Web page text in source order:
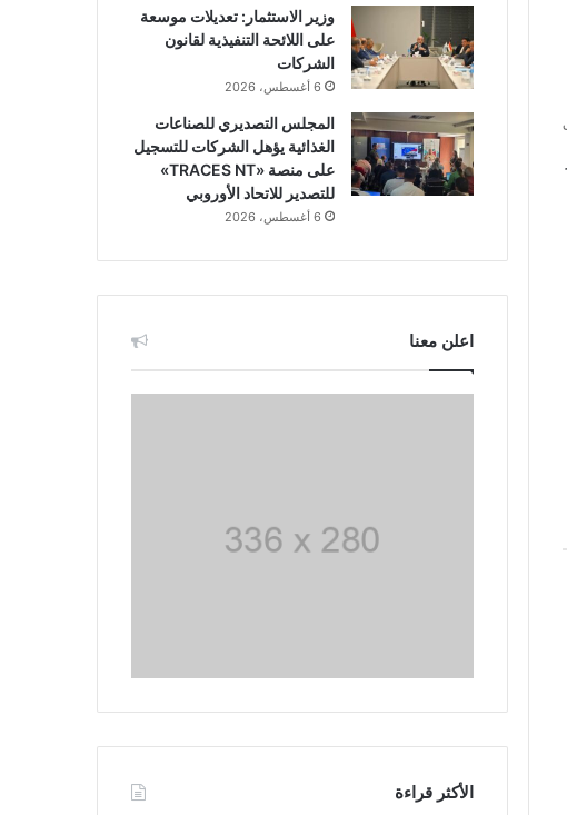
وزير الاستثمار: تعديلات موسعة
على اللائحة التنفيذية لقانون
الشركات
6 أغسطس، 2026
المجلس التصديري للصناعات
الغذائية يؤهل الشركات للتسجيل
على منصة «TRACES NT»
للتصدير للاتحاد الأوروبي
6 أغسطس، 2026
اعلن معنا
الأكثر قراءة